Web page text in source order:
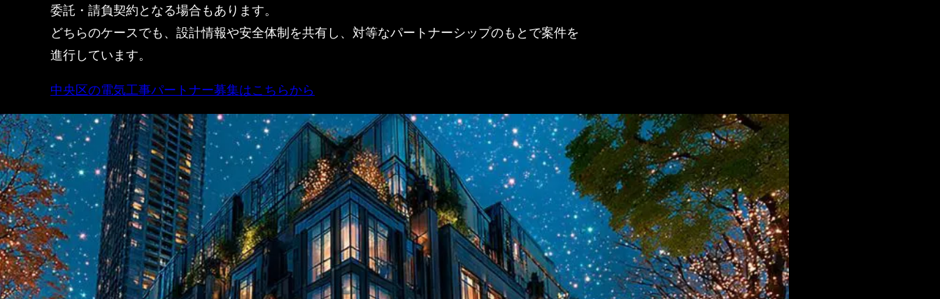
委託・請負契約となる場合もあります。
どちらのケースでも、設計情報や安全体制を共有し、対等なパートナーシップのもとで案件を
進行しています。
中央区の電気工事パートナー募集はこちらから